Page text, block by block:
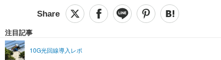
ショッピング その他
エンタメTOP 映画・ドラマ
ライフTOP
リリース一覧
注目記事
10G光回線導入レポ